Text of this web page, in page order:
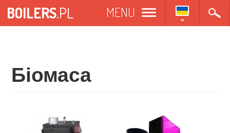
BOILERS.PL MENU
Біомаса